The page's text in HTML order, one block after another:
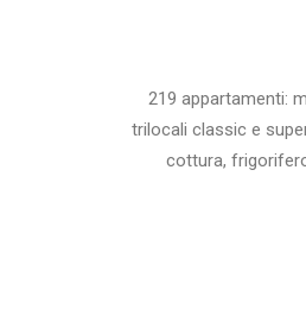
219 appartamenti:
trilocali classic e
cottura,